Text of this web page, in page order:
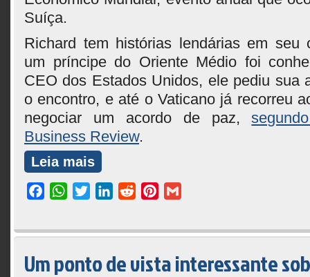
Suíça.
Richard tem histórias lendárias em seu
um príncipe do Oriente Médio foi
CEO dos Estados Unidos, ele pediu sua
o encontro, e até o Vaticano já recorreu
negociar um acordo de paz,
Business Review.
Leia mais
FacebookWhatsApp
TwitterLinkedInRedditPinterest
Um ponto de vista interessante